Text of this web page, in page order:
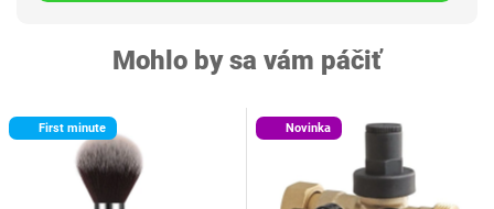
Mohlo by sa vám páčiť
First minute Novinka